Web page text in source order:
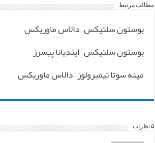
مطالب مرتبط
بوستون سلتیکس – دالاس ماوریکس
بوستون سلتیکس – ایندیانا پیسرز
مینه سوتا تیمبرولوز – دالاس ماوریکس
۵ نظرات